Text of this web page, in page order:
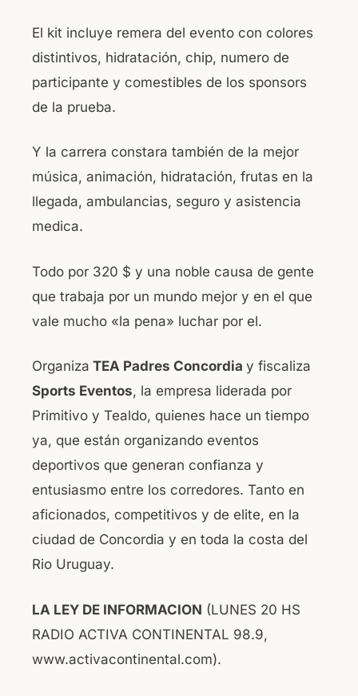
El kit incluye remera del evento con colores
distintivos, hidratación, chip, numero de
participante y comestibles de los sponsors
de la prueba.
Y la carrera constara también de la mejor
música, animación, hidratación, frutas en la
llegada, ambulancias, seguro y asistencia
medica.
Todo por 320 $ y una noble causa de gente
que trabaja por un mundo mejor y en el que
vale mucho «la pena» luchar por el.
Organiza TEA Padres Concordia y fiscaliza
Sports Eventos, la empresa liderada por
Primitivo y Tealdo, quienes hace un tiempo
ya, que están organizando eventos
deportivos que generan confianza y
entusiasmo entre los corredores. Tanto en
aficionados, competitivos y de elite, en la
ciudad de Concordia y en toda la costa del
Rio Uruguay.
LA LEY DE INFORMACION (LUNES 20 HS
RADIO ACTIVA CONTINENTAL 98.9,
www.activacontinental.com).